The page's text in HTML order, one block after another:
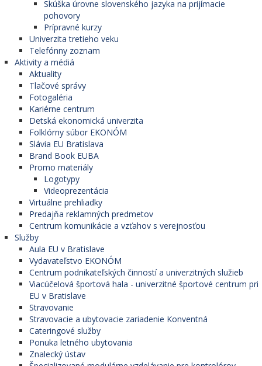
Skúška úrovne slovenského jazyka na prijímacie
pohovory
Prípravné kurzy
Univerzita tretieho veku
Telefónny zoznam
Aktivity a médiá
Aktuality
Tlačové správy
Fotogaléria
Kariérne centrum
Detská ekonomická univerzita
Folklórny súbor EKONÓM
Slávia EU Bratislava
Brand Book EUBA
Promo materiály
Logotypy
Videoprezentácia
Virtuálne prehliadky
Predajňa reklamných predmetov
Centrum komunikácie a vzťahov s verejnosťou
Služby
Aula EU v Bratislave
Vydavateľstvo EKONÓM
Centrum podnikateľských činností a univerzitných služieb
Viacúčelová športová hala - univerzitné športové centrum pri
EU v Bratislave
Stravovanie
Stravovacie a ubytovacie zariadenie Konventná
Cateringové služby
Ponuka letného ubytovania
Znalecký ústav